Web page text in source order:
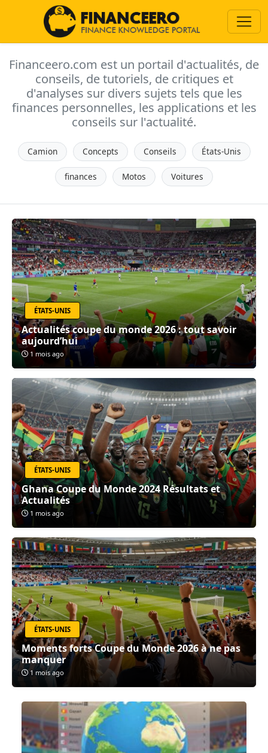
Financeero.com est un portail d'actualités, de
conseils, de tutoriels, de critiques et
d'analyses sur divers sujets tels que les
finances personnelles, les applications et les
conseils sur l'actualité.
Camion Concepts Conseils États-Unis
finances Motos Voitures
ÉTATS-UNIS
Actualités coupe du monde 2026 : tout savoir
aujourd’hui
1 mois ago
ÉTATS-UNIS
Ghana Coupe du Monde 2024 Résultats et
Actualités
1 mois ago
ÉTATS-UNIS
Moments forts Coupe du Monde 2026 à ne pas
manquer
1 mois ago